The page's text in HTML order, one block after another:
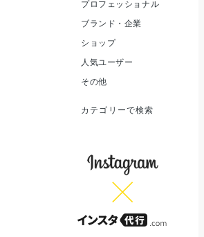
プロフェッショナル
ブランド・企業
ショップ
人気ユーザー
その他
カテゴリーで検索